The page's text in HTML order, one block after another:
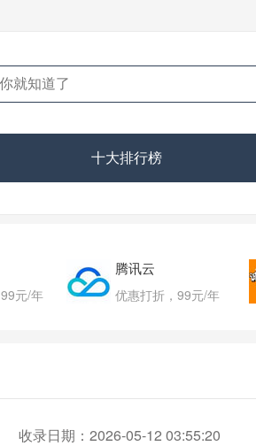
十大排行榜
元/年
腾讯云
优惠打折，99元/年
收录日期：2026-05-12 03:55:20